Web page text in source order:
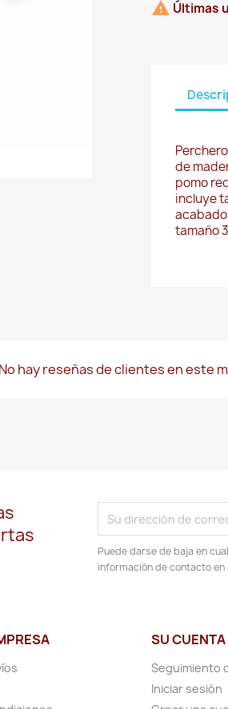
 Últimas
de
pomo
incluye
tamaño
No hay reseñas de clientes en este
Puede darse de baja en
información de contacto en
SU CUENTA
Seguimiento
Iniciar sesión